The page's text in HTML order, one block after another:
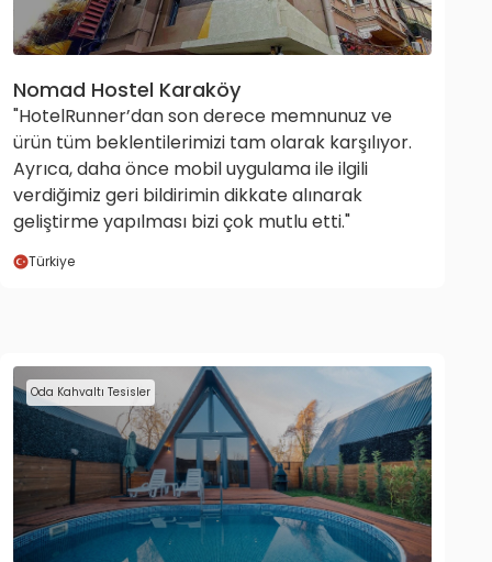
Nomad Hostel Karaköy
"HotelRunner’dan son derece memnunuz ve
ürün tüm beklentilerimizi tam olarak karşılıyor.
Ayrıca, daha önce mobil uygulama ile ilgili
verdiğimiz geri bildirimin dikkate alınarak
geliştirme yapılması bizi çok mutlu etti."
Türkiye
Oda Kahvaltı Tesisler